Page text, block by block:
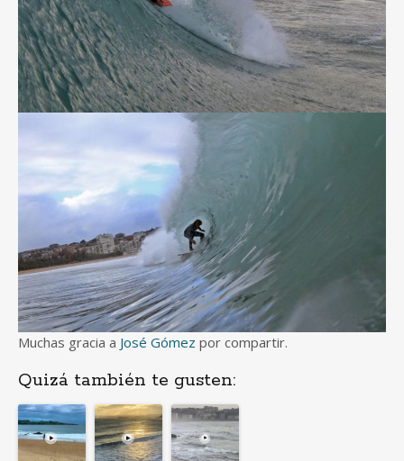
Muchas gracia a José Gómez por compartir.
Quizá también te gusten: